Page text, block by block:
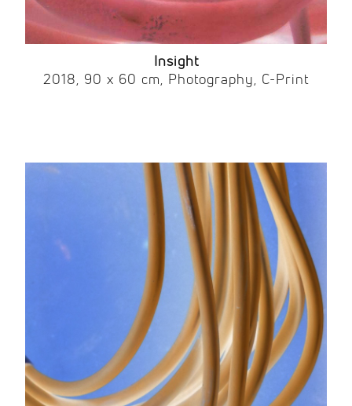
Insight
2018, 90 x 60 cm, Photography, C-Print